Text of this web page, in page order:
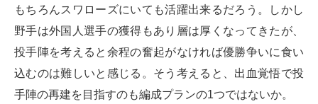
もちろんスワローズにいても活躍出来るだろう。しかし
野手は外国人選手の獲得もあり層は厚くなってきたが、
投手陣を考えると余程の奮起がなければ優勝争いに食い
込むのは難しいと感じる。そう考えると、出血覚悟で投
手陣の再建を目指すのも編成プランの1つではないか。